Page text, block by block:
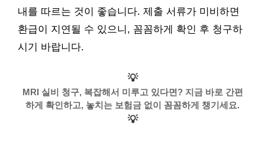
내를 따르는 것이 좋습니다. 제출 서류가 미비하면
환급이 지연될 수 있으니, 꼼꼼하게 확인 후 청구하
시기 바랍니다.
💡
MRI 실비 청구, 복잡해서 미루고 있다면? 지금 바로 간편
하게 확인하고, 놓치는 보험금 없이 꼼꼼하게 챙기세요.
💡